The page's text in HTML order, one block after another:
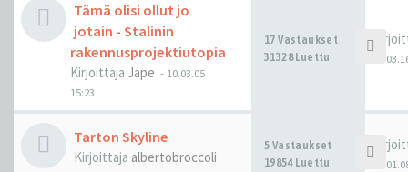
Tämä olisi ollut jo
jotain - Stalinin
rakennusprojektiutopia
Kirjoittaja Jape - 10.03.05
15:23
17 Vastaukset
31328 Luettu
Tarton Skyline
Kirjoittaja albertobroccoli
5 Vastaukset
19854 Luettu